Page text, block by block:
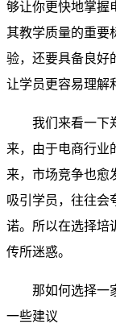
够让你更快地掌握
其教学质量的重要
验，还要具备良好
让学员更容易理解
我们来看一下
来，由于电商行业
来，市场竞争也愈
吸引学员，往往会
诺。所以在选择培
传所迷惑。
那如何选择一
一些建议